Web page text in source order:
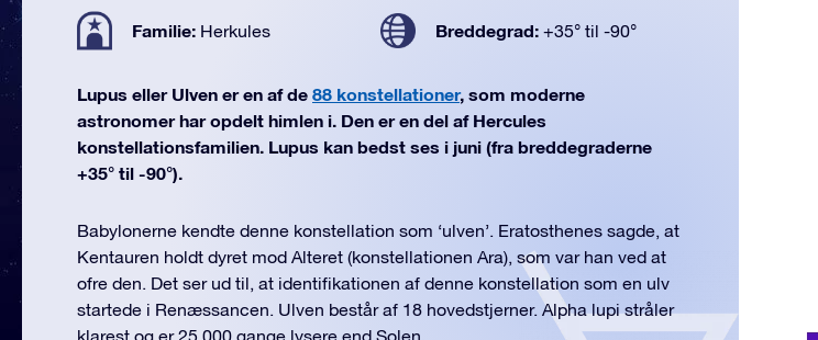
Familie: Herkules Breddegrad: +35° til -90°
Lupus eller Ulven er en af de 88 konstellationer, som moderne
astronomer har opdelt himlen i. Den er en del af Hercules
konstellationsfamilien. Lupus kan bedst ses i juni (fra breddegraderne
+35° til -90°).
Babylonerne kendte denne konstellation som ‘ulven’. Eratosthenes sagde, at
Kentauren holdt dyret mod Alteret (konstellationen Ara), som var han ved at
ofre den. Det ser ud til, at identifikationen af denne konstellation som en ulv
startede i Renæssancen. Ulven består af 18 hovedstjerner. Alpha lupi stråler
klarest og er 25.000 gange lysere end Solen.